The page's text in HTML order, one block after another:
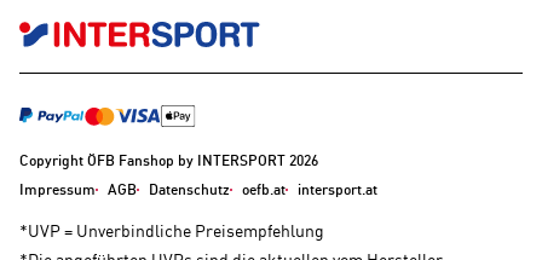
Copyright ÖFB Fanshop by INTERSPORT 2026
Impressum
AGB Datenschutz oefb.at intersport.at
*UVP = Unverbindliche Preisempfehlung